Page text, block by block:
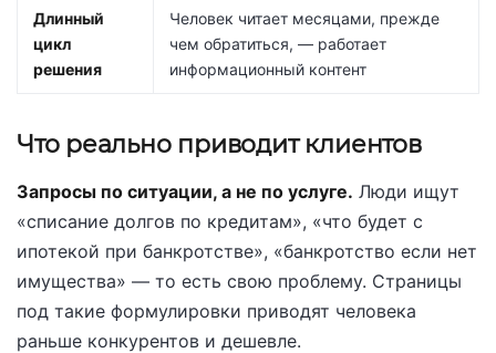
Длинный
цикл
решения
Человек читает месяцами, прежде
чем обратиться, — работает
информационный контент
Что реально приводит клиентов
Запросы по ситуации, а не по услуге. Люди ищут
«списание долгов по кредитам», «что будет с
ипотекой при банкротстве», «банкротство если нет
имущества» — то есть свою проблему. Страницы
под такие формулировки приводят человека
раньше конкурентов и дешевле.